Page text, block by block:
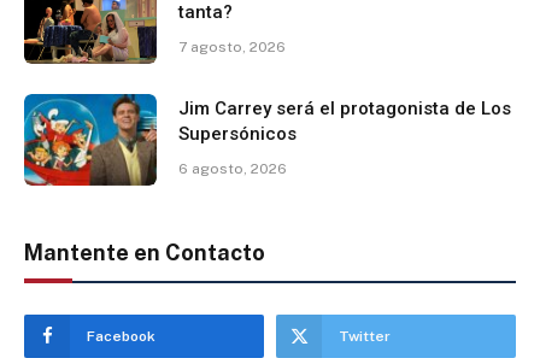
tanta?
7 agosto, 2026
Jim Carrey será el protagonista de Los
Supersónicos
6 agosto, 2026
Mantente en Contacto
Facebook Twitter